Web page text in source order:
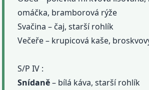
omáčka, bramborová rýže
Svačina – čaj, starší rohlík
Večeře – krupicová kaše,
S/P IV :
Snídaně– bílá káva, starší rohlík